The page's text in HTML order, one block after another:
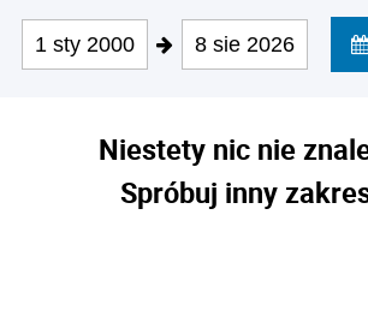
1 sty 2000 8 sie 2026
Niestety nic nie
Spróbuj inny